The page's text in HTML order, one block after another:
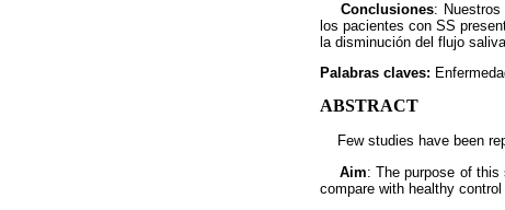
Conclusiones:
los pacientes con SS
la disminución del flujo
Palabras claves:
ABSTRACT
Few studies have been
Aim: The purpose of
compare with healthy control